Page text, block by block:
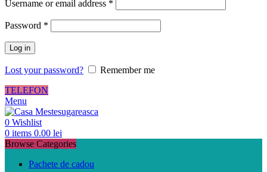
Username or email address *
Password *
Log in
Lost your password?
Remember me
TELEFON
Menu
0 Wishlist
0 items 0.00 lei
Browse Categories
Pachete de cadou